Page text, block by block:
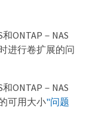
ONTAP－NAS
进行卷扩展的问
ONTAP－NAS
可用大小"问题